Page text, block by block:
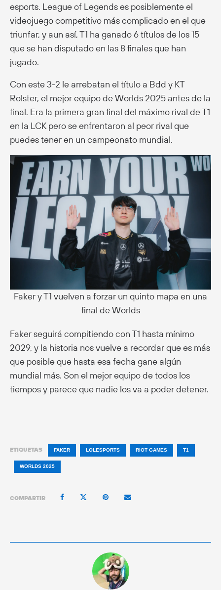
esports. League of Legends es posiblemente el
videojuego competitivo más complicado en el que
triunfar, y aun así, T1 ha ganado 6 títulos de los 15
que se han disputado en las 8 finales que han
jugado.
Con este 3-2 le arrebatan el título a Bdd y KT
Rolster, el mejor equipo de Worlds 2025 antes de la
final. Era la primera gran final del máximo rival de T1
en la LCK pero se enfrentaron al peor rival que
puedes tener en un campeonato mundial.
Faker y T1 vuelven a forzar un quinto mapa en una
final de Worlds
Faker seguirá compitiendo con T1 hasta mínimo
2029, y la historia nos vuelve a recordar que es más
que posible que hasta esa fecha gane algún
mundial más. Son el mejor equipo de todos los
tiempos y parece que nadie los va a poder detener.
ETIQUETAS FAKER LOLESPORTS RIOT GAMES T1
WORLDS 2025
COMPARTIR